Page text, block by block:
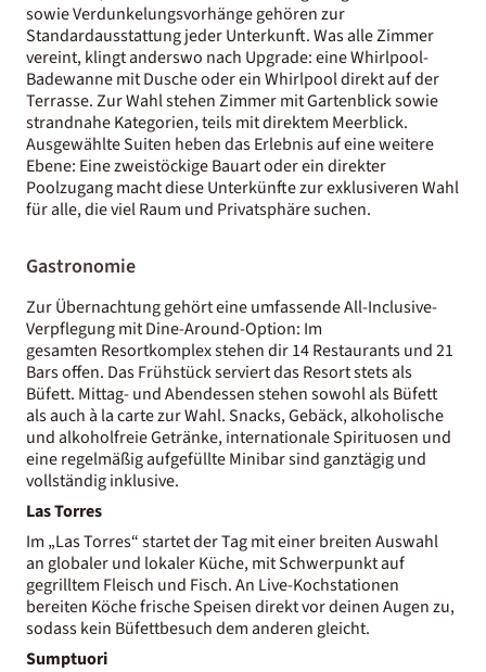
sowie Verdunkelungsvorhänge gehören zur
Standardausstattung jeder Unterkunft. Was alle Zimmer
vereint, klingt anderswo nach Upgrade: eine Whirlpool-
Badewanne mit Dusche oder ein Whirlpool direkt auf der
Terrasse. Zur Wahl stehen Zimmer mit Gartenblick sowie
strandnahe Kategorien, teils mit direktem Meerblick.
Ausgewählte Suiten heben das Erlebnis auf eine weitere
Ebene: Eine zweistöckige Bauart oder ein direkter
Poolzugang macht diese Unterkünfte zur exklusiveren Wahl
für alle, die viel Raum und Privatsphäre suchen.
Gastronomie
Zur Übernachtung gehört eine umfassende All-Inclusive-
Verpflegung mit Dine-Around-Option: Im
gesamten Resortkomplex stehen dir 14 Restaurants und 21
Bars offen. Das Frühstück serviert das Resort stets als
Büfett. Mittag- und Abendessen stehen sowohl als Büfett
als auch à la carte zur Wahl. Snacks, Gebäck, alkoholische
und alkoholfreie Getränke, internationale Spirituosen und
eine regelmäßig aufgefüllte Minibar sind ganztägig und
vollständig inklusive.
Las Torres
Im „Las Torres“ startet der Tag mit einer breiten Auswahl
an globaler und lokaler Küche, mit Schwerpunkt auf
gegrilltem Fleisch und Fisch. An Live-Kochstationen
bereiten Köche frische Speisen direkt vor deinen Augen zu,
sodass kein Büfettbesuch dem anderen gleicht.
Sumptuori